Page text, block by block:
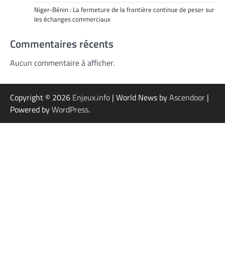
Niger-Bénin : La fermeture de la frontière continue de peser sur
les échanges commerciaux
Commentaires récents
Aucun commentaire à afficher.
Copyright © 2026 Enjeux.info | World News byAscendoor |
Powered byWordPress.